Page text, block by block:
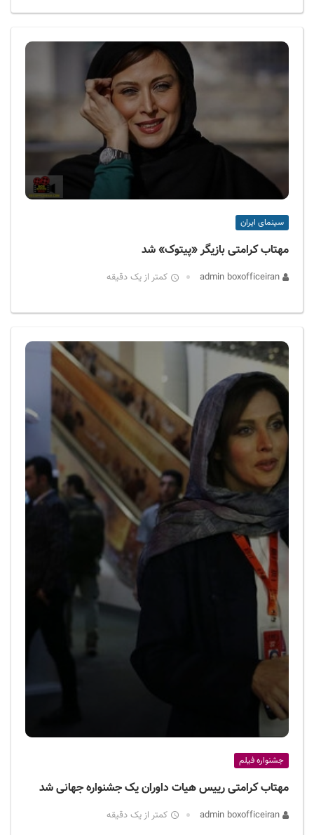
سینمای ایران
مهتاب کرامتی بازیگر «پیتوک» شد
کمتر از یک دقیقه
جشنواره فیلم
مهتاب کرامتی رییس هیات داوران یک جشنواره جهانی شد
کمتر از یک دقیقه